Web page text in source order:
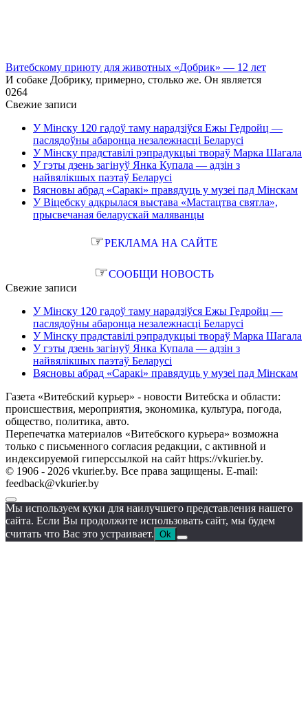
Витебскому приюту для животных «Добрик» — 12 лет
И собаке Добрику, примерно, столько же. Он является
0264
Свежие записи
У Мінску 120 гадоў таму нарадзіўся Ежы Гедройц —
паслядоўны абаронца незалежнасці Беларусі
У Мінску прадставілі рэпрадукцыі твораў Марка Шагала
У гэты дзень загінуў Янка Купала — адзін з
найвялікшых паэтаў Беларусі
Вясновы абрад «Саракі» правядуць у музеі пад Мінскам
У Віцебску адкрылася выстава «Мастацтва святла»,
прысвечаная беларускай маляванцы
☞РЕКЛАМА НА САЙТЕ
☞СООБЩИ НОВОСТЬ
Свежие записи
У Мінску 120 гадоў таму нарадзіўся Ежы Гедройц —
паслядоўны абаронца незалежнасці Беларусі
У Мінску прадставілі рэпрадукцыі твораў Марка Шагала
У гэты дзень загінуў Янка Купала — адзін з
найвялікшых паэтаў Беларусі
Вясновы абрад «Саракі» правядуць у музеі пад Мінскам
Газета «Витебский курьер» - новости Витебска и области:
происшествия, мероприятия, экономика, культура, погода,
общество, политика, авто.
Перепечатка материалов «Витебского курьера» возможна
только с письменного согласия редакции, с активной и
индексируемой гиперссылкой на сайт https://vkurier.by.
© 1906 - 2026 vkurier.by. Все права защищены. E-mail:
feedback@vkurier.by
Мы используем куки для наилучшего представления нашего
сайта. Если Вы продолжите использовать сайт, мы будем
считать что Вас это устраивает. Ok